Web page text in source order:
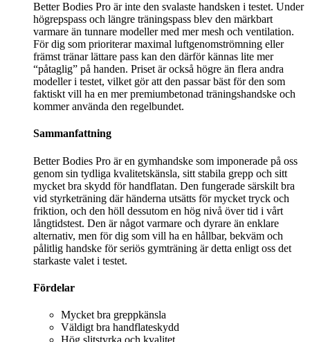
Better Bodies Pro är inte den svalaste handsken i testet. Under
högrepspass och längre träningspass blev den märkbart
varmare än tunnare modeller med mer mesh och ventilation.
För dig som prioriterar maximal luftgenomströmning eller
främst tränar lättare pass kan den därför kännas lite mer
“påtaglig” på handen. Priset är också högre än flera andra
modeller i testet, vilket gör att den passar bäst för den som
faktiskt vill ha en mer premiumbetonad träningshandske och
kommer använda den regelbundet.
Sammanfattning
Better Bodies Pro är en gymhandske som imponerade på oss
genom sin tydliga kvalitetskänsla, sitt stabila grepp och sitt
mycket bra skydd för handflatan. Den fungerade särskilt bra
vid styrketräning där händerna utsätts för mycket tryck och
friktion, och den höll dessutom en hög nivå över tid i vårt
långtidstest. Den är något varmare och dyrare än enklare
alternativ, men för dig som vill ha en hållbar, bekväm och
pålitlig handske för seriös gymträning är detta enligt oss det
starkaste valet i testet.
Fördelar
Mycket bra greppkänsla
Väldigt bra handflateskydd